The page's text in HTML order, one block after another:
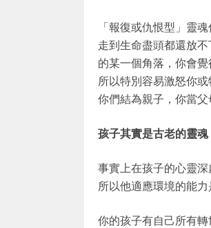
「報復或仇恨型」靈
走到生命盡頭都還放
的某一個角落，你會
所以特別容易激怒你
你們結為親子，你當
孩子其實是古老的靈魂
事實上在孩子的心靈
所以他適應環境的能力
你的孩子有自己所有